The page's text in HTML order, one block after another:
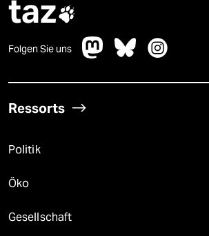
taz
Folgen Sie uns
Ressorts
Politik
Öko
Gesellschaft